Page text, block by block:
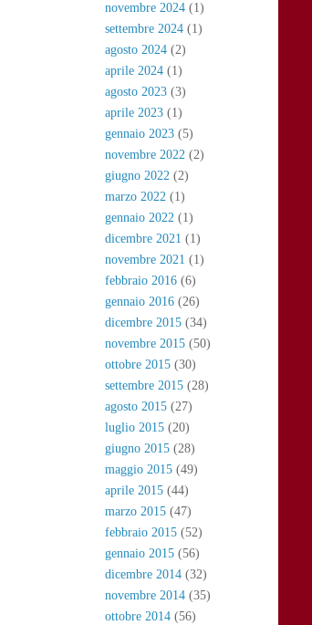
novembre 2024 (1)
settembre 2024 (1)
agosto 2024 (2)
aprile 2024 (1)
agosto 2023 (3)
aprile 2023 (1)
gennaio 2023 (5)
novembre 2022 (2)
giugno 2022 (2)
marzo 2022 (1)
gennaio 2022 (1)
dicembre 2021 (1)
novembre 2021 (1)
febbraio 2016 (6)
gennaio 2016 (26)
dicembre 2015 (34)
novembre 2015 (50)
ottobre 2015 (30)
settembre 2015 (28)
agosto 2015 (27)
luglio 2015 (20)
giugno 2015 (28)
maggio 2015 (49)
aprile 2015 (44)
marzo 2015 (47)
febbraio 2015 (52)
gennaio 2015 (56)
dicembre 2014 (32)
novembre 2014 (35)
ottobre 2014 (56)